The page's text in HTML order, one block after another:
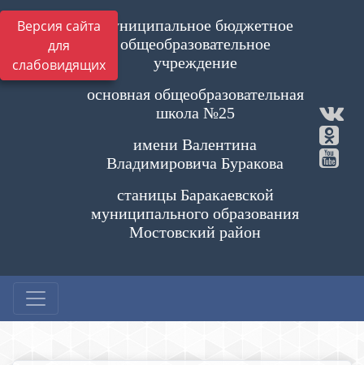
Версия сайта
для
слабовидящих
Муниципальное бюджетное
общеобразовательное
учреждение
основная общеобразовательная
школа №25
имени Валентина
Владимировича Буракова
станицы Баракаевской
муниципального образования
Мостовский район